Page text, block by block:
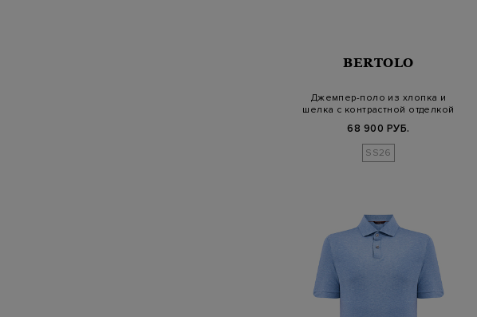
BERTOLO
Джемпер-поло из хлопка и
шелка с контрастной отделкой
68 900 РУБ.
SS26